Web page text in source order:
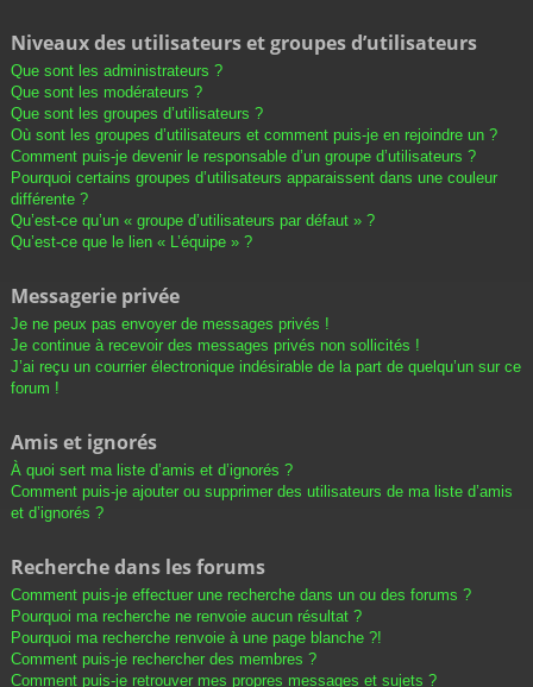
Niveaux des utilisateurs et groupes d’utilisateurs
Que sont les administrateurs ?
Que sont les modérateurs ?
Que sont les groupes d’utilisateurs ?
Où sont les groupes d’utilisateurs et comment puis-je en rejoindre un ?
Comment puis-je devenir le responsable d’un groupe d’utilisateurs ?
Pourquoi certains groupes d’utilisateurs apparaissent dans une couleur
différente ?
Qu’est-ce qu’un « groupe d’utilisateurs par défaut » ?
Qu’est-ce que le lien « L’équipe » ?
Messagerie privée
Je ne peux pas envoyer de messages privés !
Je continue à recevoir des messages privés non sollicités !
J’ai reçu un courrier électronique indésirable de la part de quelqu’un sur ce
forum !
Amis et ignorés
À quoi sert ma liste d’amis et d’ignorés ?
Comment puis-je ajouter ou supprimer des utilisateurs de ma liste d’amis
et d’ignorés ?
Recherche dans les forums
Comment puis-je effectuer une recherche dans un ou des forums ?
Pourquoi ma recherche ne renvoie aucun résultat ?
Pourquoi ma recherche renvoie à une page blanche ?!
Comment puis-je rechercher des membres ?
Comment puis-je retrouver mes propres messages et sujets ?